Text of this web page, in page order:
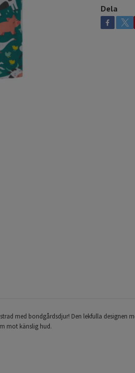
Dela
med bondgårdsdjur! Den lekfulla designen
mot känslig hud.